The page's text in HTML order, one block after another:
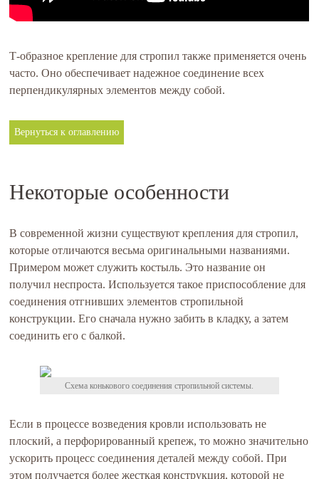
Т-образное крепление для стропил также применяется очень
часто. Оно обеспечивает надежное соединение всех
перпендикулярных элементов между собой.
Вернуться к оглавлению
Некоторые особенности
В современной жизни существуют крепления для стропил,
которые отличаются весьма оригинальными названиями.
Примером может служить костыль. Это название он
получил неспроста. Используется такое приспособление для
соединения отгнивших элементов стропильной
конструкции. Его сначала нужно забить в кладку, а затем
соединить его с балкой.
Схема конькового соединения стропильной системы.
Если в процессе возведения кровли использовать не
плоский, а перфорированный крепеж, то можно значительно
ускорить процесс соединения деталей между собой. При
этом получается более жесткая конструкция, которой не